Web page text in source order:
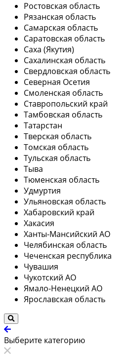
Ростовская область
Рязанская область
Самарская область
Саратовская область
Саха (Якутия)
Сахалинская область
Свердловская область
Северная Осетия
Смоленская область
Ставропольский край
Тамбовская область
Татарстан
Тверская область
Томская область
Тульская область
Тыва
Тюменская область
Удмуртия
Ульяновская область
Хабаровский край
Хакасия
Ханты-Мансийский АО
Челябинская область
Чеченская республика
Чувашия
Чукотский АО
Ямало-Ненецкий АО
Ярославская область
Выберите категорию